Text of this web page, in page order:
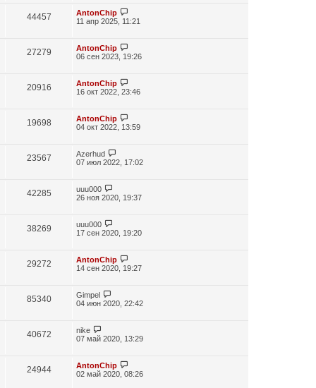
44457
AntonChip
11 апр 2025, 11:21
27279
AntonChip
06 сен 2023, 19:26
20916
AntonChip
16 окт 2022, 23:46
19698
AntonChip
04 окт 2022, 13:59
23567
Azerhud
07 июл 2022, 17:02
42285
uuu000
26 ноя 2020, 19:37
38269
uuu000
17 сен 2020, 19:20
29272
AntonChip
14 сен 2020, 19:27
85340
Gimpel
04 июн 2020, 22:42
40672
nike
07 май 2020, 13:29
24944
AntonChip
02 май 2020, 08:26